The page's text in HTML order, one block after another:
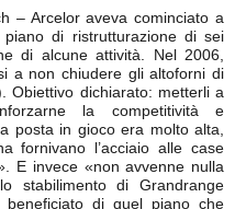
– Arcelor aveva cominciato a
di ristrutturazione di sei
di alcune attività. Nel 2006,
a non chiudere gli altoforni di
Obiettivo dichiarato: metterli a
la competitività e
posta in gioco era molto alta,
fornivano l’acciaio alle case
E invece «non avvenne nulla
stabilimento di Grandrange
di quel piano che